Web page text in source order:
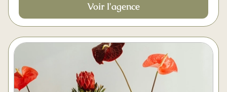
Voir l'agence